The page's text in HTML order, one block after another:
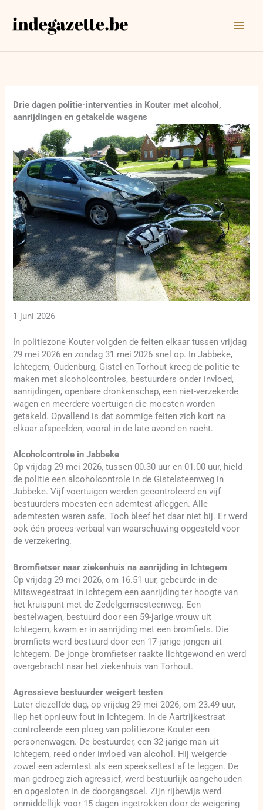
naar
Drie dagen politie-interventies in Kouter met alcohol,
aanrijdingen en getakelde wagens
1 juni 2026
In politiezone Kouter volgden de feiten elkaar tussen vrijdag
29 mei 2026 en zondag 31 mei 2026 snel op. In Jabbeke,
Ichtegem, Oudenburg, Gistel en Torhout kreeg de politie te
maken met alcoholcontroles, bestuurders onder invloed,
aanrijdingen, openbare dronkenschap, een niet-verzekerde
wagen en meerdere voertuigen die moesten worden
getakeld. Opvallend is dat sommige feiten zich kort na
elkaar afspeelden, vooral in de late avond en nacht.
Alcoholcontrole in Jabbeke
Op vrijdag 29 mei 2026, tussen 00.30 uur en 01.00 uur, hield
de politie een alcoholcontrole in de Gistelsteenweg in
Jabbeke. Vijf voertuigen werden gecontroleerd en vijf
bestuurders moesten een ademtest afleggen. Alle
ademtesten waren safe. Toch bleef het daar niet bij. Er werd
ook één proces-verbaal van waarschuwing opgesteld voor
de verzekering.
Bromfietser naar ziekenhuis na aanrijding in Ichtegem
Op vrijdag 29 mei 2026, om 16.51 uur, gebeurde in de
Mitswegestraat in Ichtegem een aanrijding ter hoogte van
het kruispunt met de Zedelgemsesteenweg. Een
bestelwagen, bestuurd door een 59-jarige vrouw uit
Ichtegem, kwam er in aanrijding met een bromfiets. Die
bromfiets werd bestuurd door een 17-jarige jongen uit
Ichtegem. De jonge bromfietser raakte lichtgewond en werd
overgebracht naar het ziekenhuis van Torhout.
Agressieve bestuurder weigert testen
Later diezelfde dag, op vrijdag 29 mei 2026, om 23.49 uur,
liep het opnieuw fout in Ichtegem. In de Aartrijkestraat
controleerde een ploeg van politiezone Kouter een
personenwagen. De bestuurder, een 32-jarige man uit
Ichtegem, reed onder invloed van alcohol. Hij weigerde
zowel een ademtest als een speekseltest af te leggen. De
man gedroeg zich agressief, werd bestuurlijk aangehouden
en opgesloten in de doorgangscel. Zijn rijbewijs werd
onmiddellijk voor 15 dagen ingetrokken door de weigering